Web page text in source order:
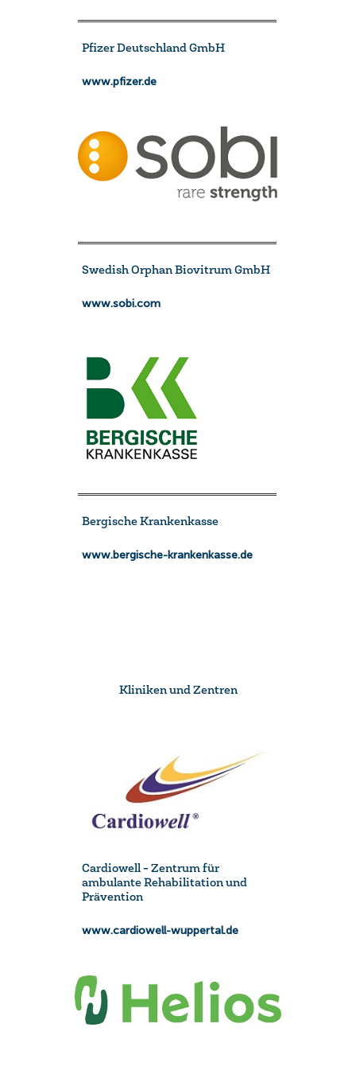
Pfizer Deutschland GmbH
www.pfizer.de
Swedish Orphan Biovitrum GmbH
www.sobi.com
Bergische Krankenkasse
www.bergische-krankenkasse.de
Kliniken und Zentren
Cardiowell - Zentrum für
ambulante Rehabilitation und
Prävention
www.cardiowell-wuppertal.de